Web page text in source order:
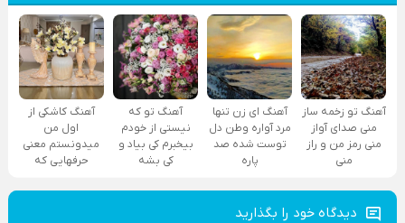
آهنگ تو زخمه ساز
منی صدای آواز
منی رمز من و راز
منی
آهنگ ای زن تنها
مرد آواره وطن دل
توست شده صد
پاره
آهنگ تو که
نیستی از خودم
بیخبرم کی بیاد و
کی بشه
آهنگ کاشکی از
اول من
میدونستم معنی
حرفهایی که
دیدگاه خود را بگذارید